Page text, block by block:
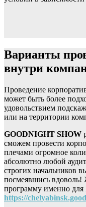
Варианты
внутри
Проведение
может быть более
удовольствием
или на территории
GOODNIGHT SHOW
сможем провести
плечами огромное
абсолютно любой
строгих начальников
посмеявшись вдоволь!
программу именно
https://